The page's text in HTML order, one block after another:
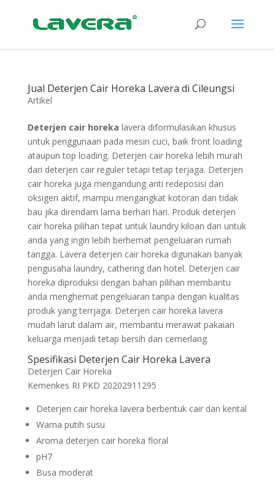
Jual Deterjen Cair Horeka Lavera di Cileungsi
Artikel
Deterjen cair horeka lavera diformulasikan khusus
untuk penggunaan pada mesin cuci, baik front loading
ataupun top loading. Deterjen cair horeka lebih murah
dari deterjen cair reguler tetapi tetap terjaga. Deterjen
cair horeka juga mengandung anti redeposisi dan
oksigen aktif, mampu mengangkat kotoran dan tidak
bau jika direndam lama berhari hari. Produk deterjen
cair horeka pilihan tepat untuk laundry kiloan dan untuk
anda yang ingin lebih berhemat pengeluaran rumah
tangga. Lavera deterjen cair horeka digunakan banyak
pengusaha laundry, cathering dan hotel. Deterjen cair
horeka diproduksi dengan bahan pilihan membantu
anda menghemat pengeluaran tanpa dengan kualitas
produk yang terrjaga. Deterjen cair horeka lavera
mudah larut dalam air, membantu merawat pakaian
keluarga menjadi tetap bersih dan cemerlang.
Spesifikasi Deterjen Cair Horeka Lavera
Deterjen Cair Horeka
Kemenkes RI PKD 20202911295
Deterjen cair horeka lavera berbentuk cair dan kental
Warna putih susu
Aroma deterjen cair horeka floral
pH7
Busa moderat